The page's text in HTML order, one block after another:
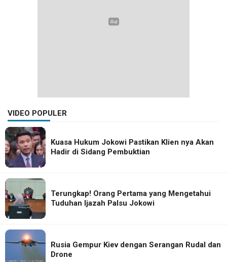
VIDEO POPULER
Kuasa Hukum Jokowi Pastikan Klien nya Akan
Hadir di Sidang Pembuktian
Terungkap! Orang Pertama yang Mengetahui
Tuduhan Ijazah Palsu Jokowi
Rusia Gempur Kiev dengan Serangan Rudal dan
Drone